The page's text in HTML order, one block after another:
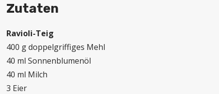
Zutaten
Ravioli-Teig
400 g doppelgriffiges Mehl
40 ml Sonnenblumenöl
40 ml Milch
3 Eier